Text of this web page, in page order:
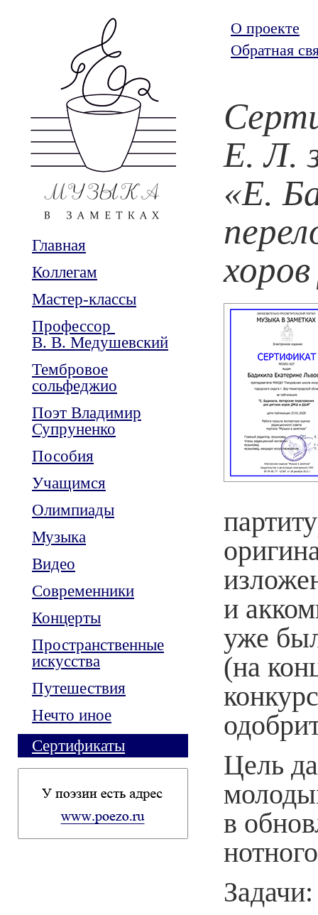
Главная
Коллегам
Мастер-классы
Профессор
В. В. Медушевский
Тембровое
сольфеджио
Поэт Владимир
Супруненко
Пособия
Учащимся
Олимпиады
Музыка
Видео
Современники
Концерты
Пространственные
искусства
Путешествия
Нечто иное
Сертификаты
О проекте
Обратная
Е. Л.
«Е.
и
уже
(на
Цель
в
Задачи: